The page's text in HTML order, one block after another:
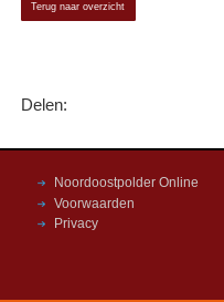
Terug naar overzicht
Delen:
Noordoostpolder Online
Voorwaarden
Privacy